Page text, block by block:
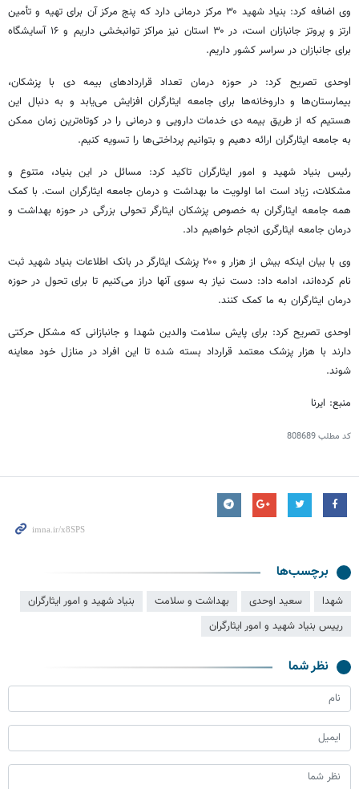
وی اضافه کرد: بنیاد شهید ۳۰ مرکز درمانی دارد که پنج مرکز آن برای تهیه و تأمین
ارتز و پروتز جانبازان است، در ۳۰ استان نیز مراکز توانبخشی داریم و ۱۶ آسایشگاه
برای جانبازان در سراسر کشور داریم.
اوحدی تصریح کرد: در حوزه درمان تعداد قراردادهای بیمه دی با پزشکان،
بیمارستان‌ها و داروخانه‌ها برای جامعه ایثارگران افزایش می‌یابد و به دنبال این
هستیم که از طریق بیمه دی خدمات دارویی و درمانی را در کوتاه‌ترین زمان ممکن
به جامعه ایثارگران ارائه دهیم و بتوانیم پرداختی‌ها را تسویه کنیم.
رئیس بنیاد شهید و امور ایثارگران تاکید کرد: مسائل در این بنیاد، متنوع و
مشکلات، زیاد است اما اولویت ما بهداشت و درمان جامعه ایثارگران است. با کمک
همه جامعه ایثارگران به خصوص پزشکان ایثارگر تحولی بزرگی در حوزه بهداشت و
درمان جامعه ایثارگری انجام خواهیم داد.
وی با بیان اینکه بیش از هزار و ۲۰۰ پزشک ایثارگر در بانک اطلاعات بنیاد شهید ثبت
نام کرده‌اند، ادامه داد: دست نیاز به سوی آنها دراز می‌کنیم تا برای تحول در حوزه
درمان ایثارگران به ما کمک کنند.
اوحدی تصریح کرد: برای پایش سلامت والدین شهدا و جانبازانی که مشکل حرکتی
دارند با هزار پزشک معتمد قرارداد بسته شده تا این افراد در منازل خود معاینه
شوند.
منبع: ایرنا
کد مطلب808689
برچسب‌ها
شهدا سعید اوحدی بهداشت و سلامت
بنیاد شهید و امور ایثارگران
رییس بنیاد شهید و امور ایثارگران
نظر شما